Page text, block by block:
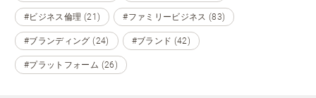
#ビジネス倫理 (21) #ファミリービジネス (83)
#ブランディング (24) #ブランド (42)
#プラットフォーム (26)